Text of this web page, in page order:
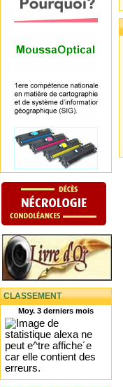
CLASSEMENT
Moy. 3 derniers mois